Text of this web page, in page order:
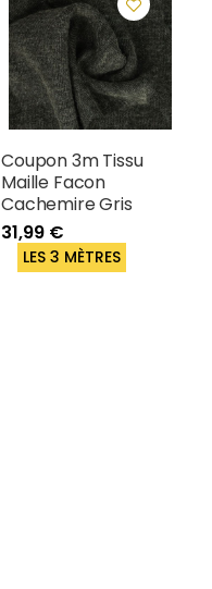
Coupon 3m Tissu
Maille Facon
Cachemire Gris
31,99 €
LES 3 MÈTRES